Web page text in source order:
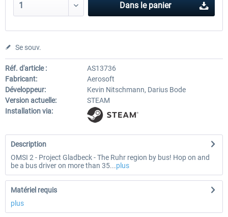
Dans le panier
Se souv.
Réf. d'article :
AS13736
Fabricant:
Aerosoft
Développeur:
Kevin Nitschmann, Darius Bode
Version actuelle:
STEAM
Installation via:
Description
OMSI 2 - Project Gladbeck - The Ruhr region by bus! Hop on and
be a bus driver on more than 35...plus
Matériel requis
plus